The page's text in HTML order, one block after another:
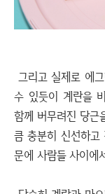
그리고 실제로 에
수 있듯이 계란을
함께 버무려진 당근
큼 충분히 신선하
문에 사람들 사이에